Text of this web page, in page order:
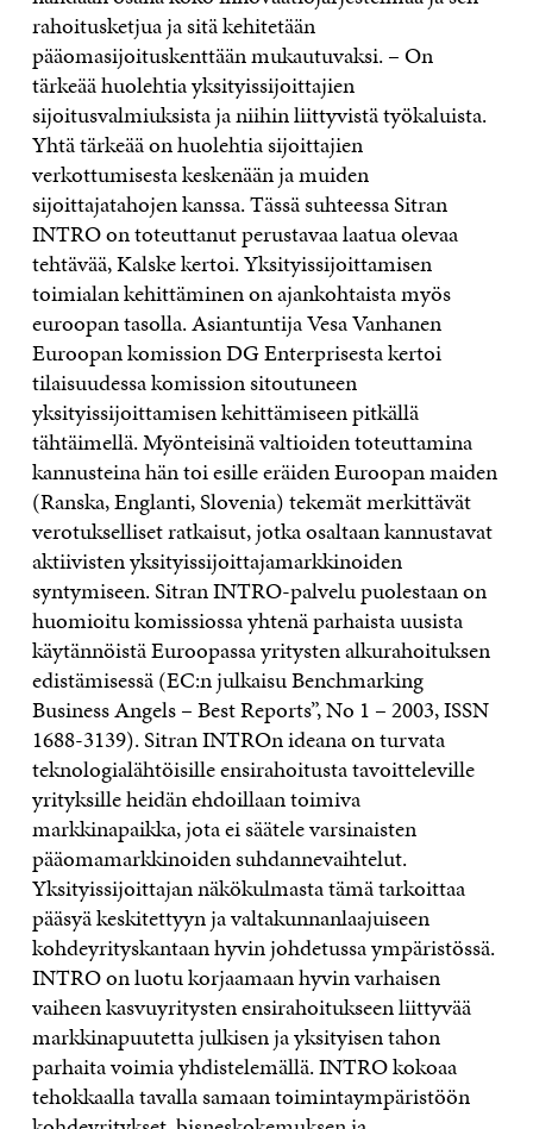
rahoitusketjua ja sitä kehitetään
pääomasijoituskenttään mukautuvaksi. – On
tärkeää huolehtia yksityissijoittajien
sijoitusvalmiuksista ja niihin liittyvistä työkaluista.
Yhtä tärkeää on huolehtia sijoittajien
verkottumisesta keskenään ja muiden
sijoittajatahojen kanssa. Tässä suhteessa Sitran
INTRO on toteuttanut perustavaa laatua olevaa
tehtävää, Kalske kertoi. Yksityissijoittamisen
toimialan kehittäminen on ajankohtaista myös
euroopan tasolla. Asiantuntija Vesa Vanhanen
Euroopan komission DG Enterprisesta kertoi
tilaisuudessa komission sitoutuneen
yksityissijoittamisen kehittämiseen pitkällä
tähtäimellä. Myönteisinä valtioiden toteuttamina
kannusteina hän toi esille eräiden Euroopan maiden
(Ranska, Englanti, Slovenia) tekemät merkittävät
verotukselliset ratkaisut, jotka osaltaan kannustavat
aktiivisten yksityissijoittajamarkkinoiden
syntymiseen. Sitran INTRO-palvelu puolestaan on
huomioitu komissiossa yhtenä parhaista uusista
käytännöistä Euroopassa yritysten alkurahoituksen
edistämisessä (EC:n julkaisu Benchmarking
Business Angels – Best Reports”, No 1 – 2003, ISSN
1688-3139). Sitran INTROn ideana on turvata
teknologialähtöisille ensirahoitusta tavoitteleville
yrityksille heidän ehdoillaan toimiva
markkinapaikka, jota ei säätele varsinaisten
pääomamarkkinoiden suhdannevaihtelut.
Yksityissijoittajan näkökulmasta tämä tarkoittaa
pääsyä keskitettyyn ja valtakunnanlaajuiseen
kohdeyrityskantaan hyvin johdetussa ympäristössä.
INTRO on luotu korjaamaan hyvin varhaisen
vaiheen kasvuyritysten ensirahoitukseen liittyvää
markkinapuutetta julkisen ja yksityisen tahon
parhaita voimia yhdistelemällä. INTRO kokoaa
tehokkaalla tavalla samaan toimintaympäristöön